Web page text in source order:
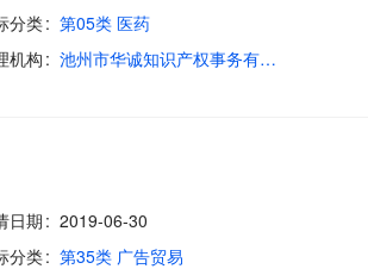
分类
第05类 医药
机构 池州市华诚知识产权事务有限公司
日期
2019-06-30
分类
第35类 广告贸易